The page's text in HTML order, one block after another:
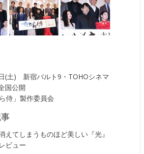
(土) 新宿バルト9・TOHOシネマ
国公開
侍」製作委員会
えてしまうものほど美しい『光』
レビュー